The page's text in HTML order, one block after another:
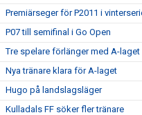
Premiärseger för P2011 i
P07 till semifinal i Go Open
Tre spelare förlänger med A-laget
Nya tränare klara för A-laget
Hugo på landslagsläger
Kulladals FF söker fler tränare